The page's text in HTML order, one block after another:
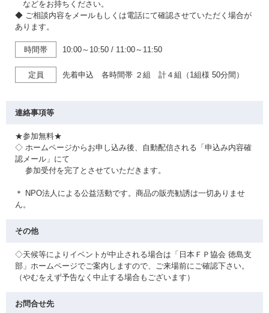
などをお持ちください。
◆ ご相談内容をメールもしくは電話にて確認させていただく場合が
あります。
時間帯 10:00～10:50 / 11:00～11:50
定員 先着申込 各時間帯 ２組 計４組（1組様 50分間）
連絡事項等
★参加無料★
◇ ホームページからお申し込み後、自動配信される「申込み内容確
認メール」にて
参加受付を完了とさせていただきます。
＊ NPO法人による公益活動です。商品の販売勧誘は一切ありませ
ん。
その他
◇天候等によりイベントが中止される場合は「日本ＦＰ協会 徳島支
部」ホームページでご案内しますので、ご来場前にご確認下さい。
（やむをえず予告なく中止する場合もございます）
お問合せ先